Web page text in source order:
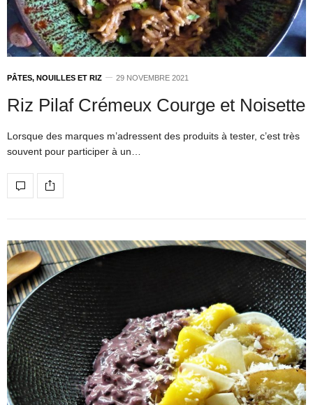
PÂTES, NOUILLES ET RIZ 29 NOVEMBRE 2021
Riz Pilaf Crémeux Courge et Noisette
Lorsque des marques m’adressent des produits à tester, c’est très
souvent pour participer à un…